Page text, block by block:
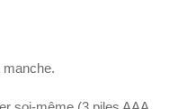
manche.